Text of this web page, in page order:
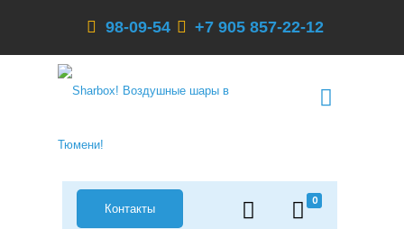
98-09-54 +7 905 857-22-12
0
Контакты